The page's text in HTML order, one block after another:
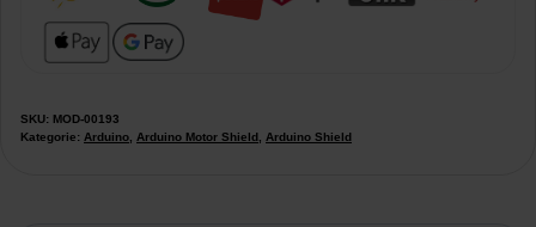
SKU: MOD-00193
Kategorie: Arduino Arduino Motor Shield Arduino Shield